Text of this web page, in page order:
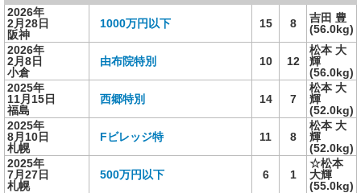
2026年
2月28日
阪神
1000万円以下 15 8
吉田 豊
(56.0kg)
2026年
2月8日
小倉
由布院特別 10 12
松本 大
輝
(56.0kg)
2025年
11月15日
福島
西郷特別 14 7
松本 大
輝
(52.0kg)
2025年
8月10日
札幌
Fビレッジ特 11 8
松本 大
輝
(52.0kg)
2025年
7月27日
札幌
500万円以下 6 1
☆松本
大輝
(55.0kg)